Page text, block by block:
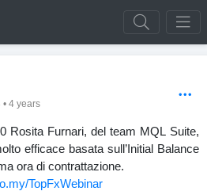
4 years
Rosita Furnari, del team MQL Suite,
efficace basata sull’Initial Balance
ora di contrattazione.
TopFxWebinar